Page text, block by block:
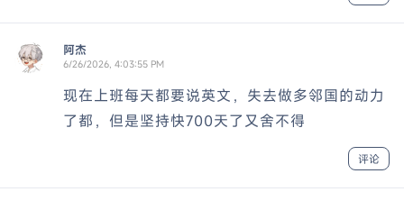
阿杰
6/26/2026, 4:03:55 PM
现在上班每天都要说英文，失去做多邻国的动力
了都，但是坚持快700天了又舍不得
评论